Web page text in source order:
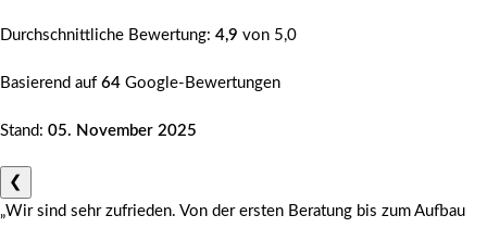
Durchschnittliche Bewertung: 4,9 von 5,0
Basierend auf 64 Google-Bewertungen
Stand: 05. November 2025
❮
„Wir sind sehr zufrieden. Von der ersten Beratung bis zum Aufbau